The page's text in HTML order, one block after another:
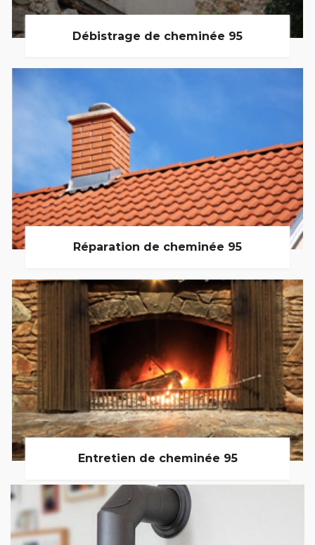
Débistrage de cheminée 95
Réparation de cheminée 95
Entretien de cheminée 95